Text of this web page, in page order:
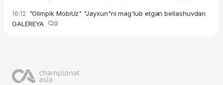
16:12 "Olimpik MobiUz" "Jayxun"ni mag'lub etgan bellashuvdan
GALEREYA
0